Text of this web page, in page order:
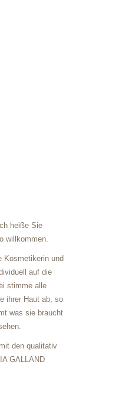
heiße Sie
willkommen.
Kosmetikerin und
auf die
stimme alle
ihrer Haut ab, so
was sie braucht
den qualitativ
GALLAND